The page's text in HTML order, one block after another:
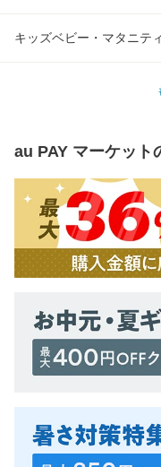
キッズベビー・マタニティ
au PAY マーケット